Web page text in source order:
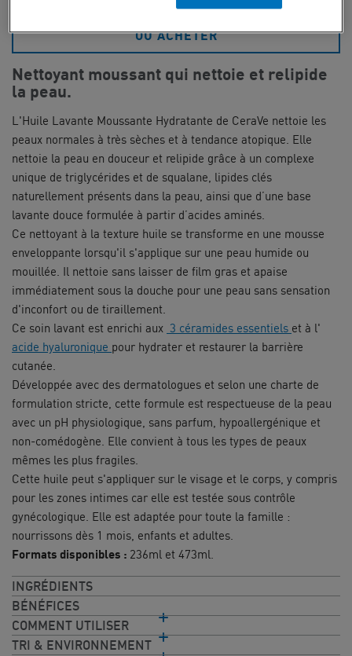
Nettoyant moussant qui nettoie et relipide
la peau.
L'Huile Lavante Moussante Hydratante de CeraVe nettoie les
peaux normales à très sèches et à tendance atopique. Elle
nettoie la peau en douceur et relipide grâce à un complexe
unique de triglycérides et de squalane, lipides clés
naturellement présents dans la peau, ainsi que d’une base
lavante douce formulée à partir d’acides aminés.
Ce nettoyant à la texture huile se transforme en une mousse
enveloppante lorsqu'il s'applique sur une peau humide ou
mouillée. Il nettoie sans laisser de film gras et apaise
immédiatement sous la douche pour une peau sans sensation
d'inconfort ou de tiraillement.
Ce soin lavant est enrichi aux 3 céramides essentiels et à l'
acide hyaluronique pour hydrater et restaurer la barrière
cutanée.
Développée avec des dermatologues et selon une charte de
formulation stricte, cette formule est respectueuse de la peau
avec un pH physiologique, sans parfum, hypoallergénique et
non-comédogène. Elle convient à tous les types de peaux
mêmes les plus fragiles.
Cette huile peut s'appliquer sur le visage et le corps, y compris
pour les zones intimes car elle est testée sous contrôle
gynécologique. Elle est adaptée pour toute la famille :
nourrissons dès 1 mois, enfants et adultes.
Formats disponibles : 236ml et 473ml.
OÙ ACHETER
INGRÉDIENTS
BÉNÉFICES
COMMENT UTILISER
TRI & ENVIRONNEMENT